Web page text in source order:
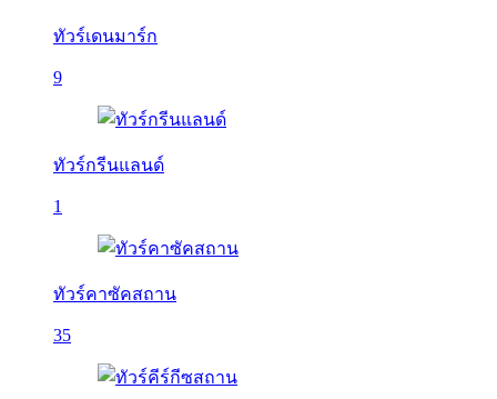
ทัวร์เดนมาร์ก
9
ทัวร์กรีนแลนด์
1
ทัวร์คาซัคสถาน
35